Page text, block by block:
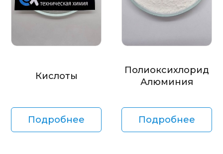
Кислоты
Подробнее
Полиоксихлорид
Алюминия
Подробнее